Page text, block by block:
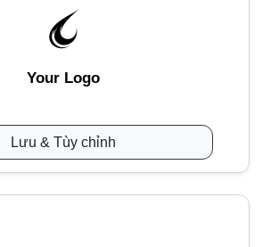
Your Logo
Lưu & Tùy chỉnh